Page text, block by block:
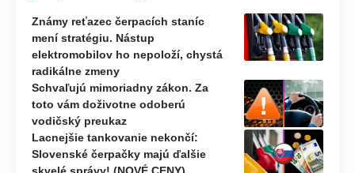
Známy reťazec čerpacích staníc
mení stratégiu. Nástup
elektromobilov ho nepoloží, chystá
radikálne zmeny
Schvaľujú mimoriadny zákon. Za
toto vám doživotne odoberú
vodičský preukaz
Lacnejšie tankovanie nekončí:
Slovenské čerpačky majú ďalšie